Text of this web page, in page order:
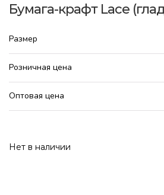
Бумага-крафт Lace
Размер
Розничная цена
Оптовая цена
Нет в наличии